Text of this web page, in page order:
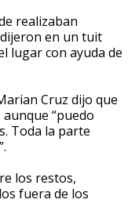
realizaban
en un tuit
lugar con ayuda de
Cruz dijo que
“puedo
Toda la parte
los restos,
fuera de los